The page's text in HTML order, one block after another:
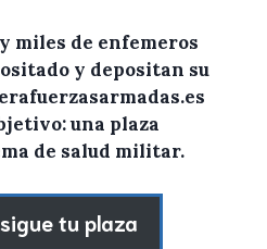
miles de enfemeros
y depositan su
una plaza
de salud militar.
tu plaza